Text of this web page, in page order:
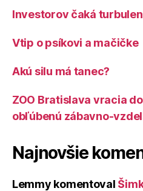
Investorov čaká
Vtip o psíkovi a mačičke
Akú silu má tanec?
ZOO Bratislava vracia
obľúbenú zábavno-
Najnovšie
Lemmy komentoval